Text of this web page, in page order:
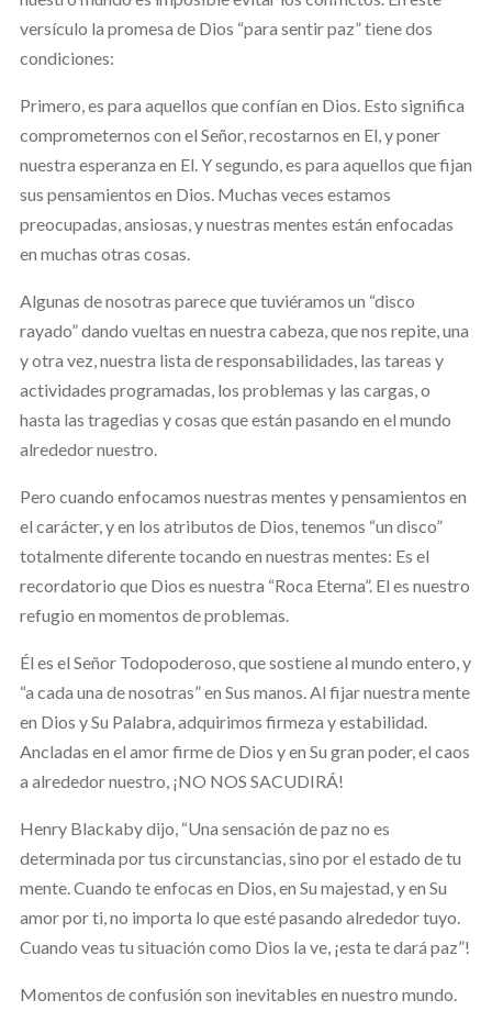
versículo la promesa de Dios “para sentir paz” tiene dos
condiciones:
Primero, es para aquellos que confían en Dios. Esto significa
comprometernos con el Señor, recostarnos en El, y poner
nuestra esperanza en El. Y segundo, es para aquellos que fijan
sus pensamientos en Dios. Muchas veces estamos
preocupadas, ansiosas, y nuestras mentes están enfocadas
en muchas otras cosas.
Algunas de nosotras parece que tuviéramos un “disco
rayado” dando vueltas en nuestra cabeza, que nos repite, una
y otra vez, nuestra lista de responsabilidades, las tareas y
actividades programadas, los problemas y las cargas, o
hasta las tragedias y cosas que están pasando en el mundo
alrededor nuestro.
Pero cuando enfocamos nuestras mentes y pensamientos en
el carácter, y en los atributos de Dios, tenemos “un disco”
totalmente diferente tocando en nuestras mentes: Es el
recordatorio que Dios es nuestra “Roca Eterna”. El es nuestro
refugio en momentos de problemas.
Él es el Señor Todopoderoso, que sostiene al mundo entero, y
“a cada una de nosotras” en Sus manos. Al fijar nuestra mente
en Dios y Su Palabra, adquirimos firmeza y estabilidad.
Ancladas en el amor firme de Dios y en Su gran poder, el caos
a alrededor nuestro, ¡NO NOS SACUDIRÁ!
Henry Blackaby dijo, “Una sensación de paz no es
determinada por tus circunstancias, sino por el estado de tu
mente. Cuando te enfocas en Dios, en Su majestad, y en Su
amor por ti, no importa lo que esté pasando alrededor tuyo.
Cuando veas tu situación como Dios la ve, ¡esta te dará paz”!
Momentos de confusión son inevitables en nuestro mundo.